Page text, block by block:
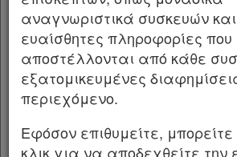
Αγίων Θεοδώρων, Π.Ε.
Ο ΓΕΝΙΚΟΣ ΓΡΑΜΜΑΤΕΑΣ
ΥΠΟΥΡΓΕΙΟΥ ΠΕΡΙΒΑΛΛΟΝΤΟΣ
Έχοντας υπόψη: 1. Την παρ. 1
και την παρ. 3 του άρθρου 117
Συντάγματος της Ελλάδας.
αναγνωριστικά συσκευών
ευαίσθητες πληροφορίες που
αποστέλλονται από κάθε
εξατομικευμένες
περιεχόμενο.
Εφόσον επιθυμείτε,
κλικ για να αποδεχθείτε